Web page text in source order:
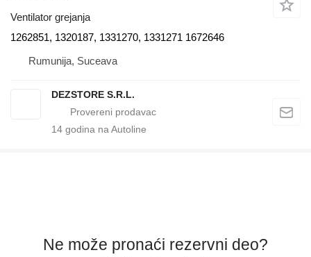
Ventilator grejanja
1262851, 1320187, 1331270, 1331271 1672646
Rumunija, Suceava
DEZSTORE S.R.L.
14 godina na Autoline
Ne može pronaći rezervni dеo?